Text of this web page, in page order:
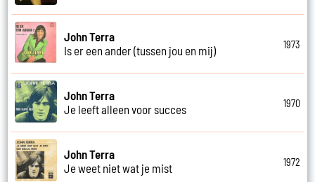
John Terra
Is er een ander (tussen jou en mij)
1973
John Terra
Je leeft alleen voor succes
1970
John Terra
Je weet niet wat je mist
1972